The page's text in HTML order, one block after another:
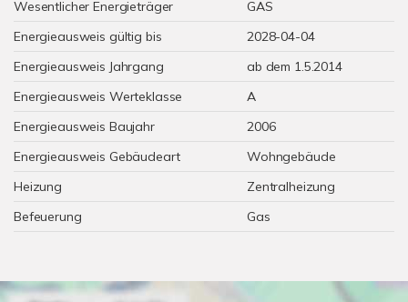
Wesentlicher Energieträger
GAS
Energieausweis gültig bis
2028-04-04
Energieausweis Jahrgang
ab dem 1.5.2014
Energieausweis Werteklasse
A
Energieausweis Baujahr
2006
Energieausweis Gebäudeart
Wohngebäude
Heizung
Zentralheizung
Befeuerung
Gas